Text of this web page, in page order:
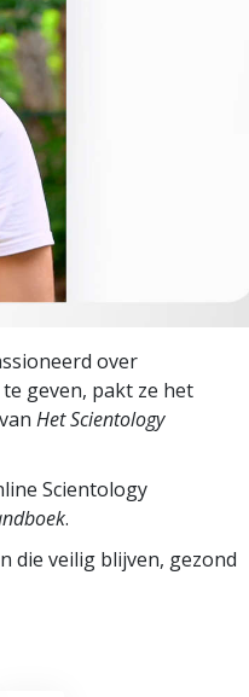
over
geven, pakt ze het
van Het Scientology
Scientology
.
die veilig blijven, gezond